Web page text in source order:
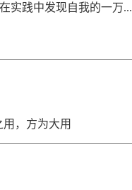
实践中发现自我的一万...
，方为大用